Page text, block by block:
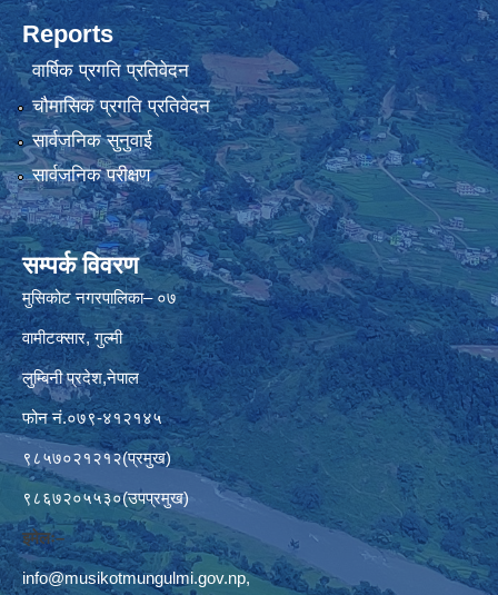
Reports
वार्षिक प्रगति प्रतिवेदन
चौमासिक प्रगति प्रतिवेदन
सार्वजनिक सुनुवाई
सार्वजनिक परीक्षण
सम्पर्क विवरण
मुसिकोट नगरपालिका– ०७
वामीटक्सार, गुल्मी
लुम्बिनी प्रदेश,नेपाल
फोन नं.०७९-४१२१४५
९८५७०२१२१२(प्रमुख)
९८६७२०५५३०(उपप्रमुख)
इमेलः–
info@musikotmungulmi.gov.np,